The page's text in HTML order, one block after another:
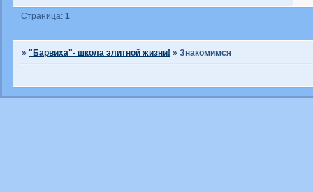
Страница:1
»"Барвиха"- школа элитной жизни! »Знакомимся